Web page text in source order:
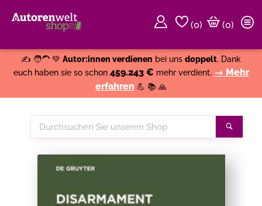
(0)
(0)
✍️ 🧑‍🦱 💚 Autor:innen verdienen bei uns doppelt. Dank
euch haben sie so schon 459.243 € mehr verdient. → Mehr
erfahren 💪 📚 🙏
Durchsuchen
Sie